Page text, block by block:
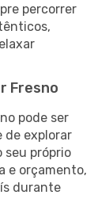
percorrer
Fresno
pode ser
de explorar
seu próprio
e orçamento,
durante